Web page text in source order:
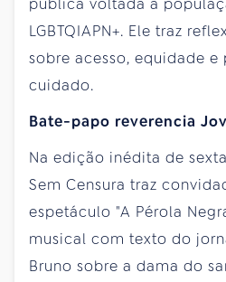
LGBTQIAPN+. Ele traz
sobre acesso, equidade
cuidado.
Bate-papo reverencia
Na edição inédita de
Sem Censura traz
espetáculo "A Pérola
musical com texto do
Bruno sobre a dama do